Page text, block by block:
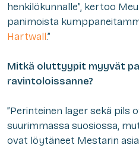
henkilökunnalle”, kertoo
panimoista
Hartwall.”
Mitkä oluttyypit myyvät
ravintoloissanne?
”Perinteinen lager sekä pils
suurimmassa suosiossa,
ovat löytäneet Mestarin